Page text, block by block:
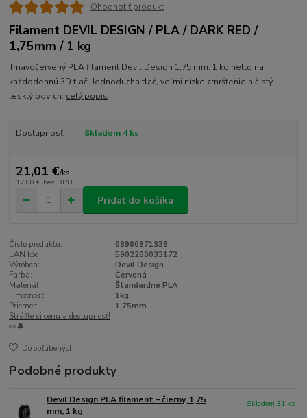
Ohodnotiť produkt
Filament DEVIL DESIGN / PLA / DARK RED /
1,75mm / 1 kg
Tmavočervený PLA filament Devil Design 1,75 mm. 1 kg netto na
každodennú 3D tlač. Jednoduchá tlač, veľmi nízke zmrštenie a čistý
lesklý povrch. celý popis
Dostupnosť Skladom 4 ks
21,01 €/ks
17,08 € bez DPH
Pridať do košíka
Číslo produktu:
68986871338
EAN kód:
5902280033172
Výrobca:
Devil Design
Farba:
Červená
Materiál:
Štandardné PLA
Hmotnosť:
1kg
Priemer:
1,75mm
Strážte si cenu a dostupnosť!
👀🔔
Do obľúbených
Podobné produkty
Devil Design PLA filament – čierny, 1,75
mm, 1 kg
Skladom 31 ks